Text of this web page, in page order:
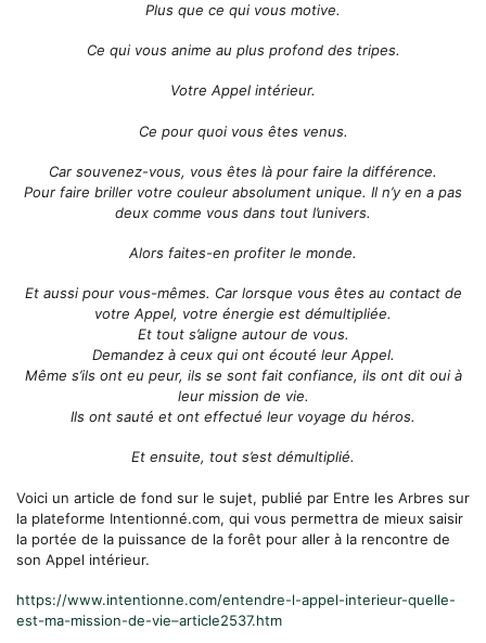
Plus que ce qui vous motive.
Ce qui vous anime au plus profond des tripes.
Votre Appel intérieur.
Ce pour quoi vous êtes venus.
Car souvenez-vous, vous êtes là pour faire la différence.
Pour faire briller votre couleur absolument unique. Il n’y en a pas
deux comme vous dans tout l’univers.
Alors faites-en profiter le monde.
Et aussi pour vous-mêmes. Car lorsque vous êtes au contact de
votre Appel, votre énergie est démultipliée.
Et tout s’aligne autour de vous.
Demandez à ceux qui ont écouté leur Appel.
Même s’ils ont eu peur, ils se sont fait confiance, ils ont dit oui à
leur mission de vie.
Ils ont sauté et ont effectué leur voyage du héros.
Et ensuite, tout s’est démultiplié.
Voici un article de fond sur le sujet, publié par Entre les Arbres sur
la plateforme Intentionné.com, qui vous permettra de mieux saisir
la portée de la puissance de la forêt pour aller à la rencontre de
son Appel intérieur.
https://www.intentionne.com/entendre-l-appel-interieur-quelle-
est-ma-mission-de-vie–article2537.htm